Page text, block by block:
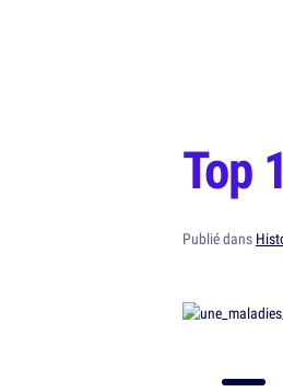
Top
Publié dans